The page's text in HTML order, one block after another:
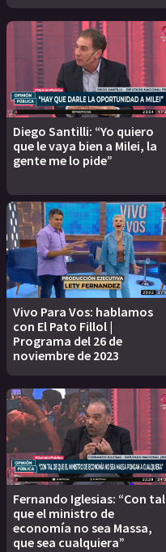
Diego Santilli: “Yo quiero
que le vaya bien a Milei, la
gente me lo pide”
Vivo Para Vos: hablamos
con El Pato Fillol |
Programa del 26 de
noviembre de 2023
Fernando Iglesias: “Con tal
que el ministro de
economía no sea Massa,
que sea cualquiera”